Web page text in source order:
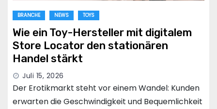
BRANCHE NEWS TOYS
Wie ein Toy-Hersteller mit digitalem
Store Locator den stationären
Handel stärkt
Juli 15, 2026
Der Erotikmarkt steht vor einem Wandel: Kunden
erwarten die Geschwindigkeit und Bequemlichkeit